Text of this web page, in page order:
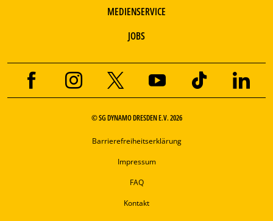
MEDIENSERVICE
JOBS
© SG DYNAMO DRESDEN E.V. 2026
Barrierefreiheitserklärung
Impressum
FAQ
Kontakt